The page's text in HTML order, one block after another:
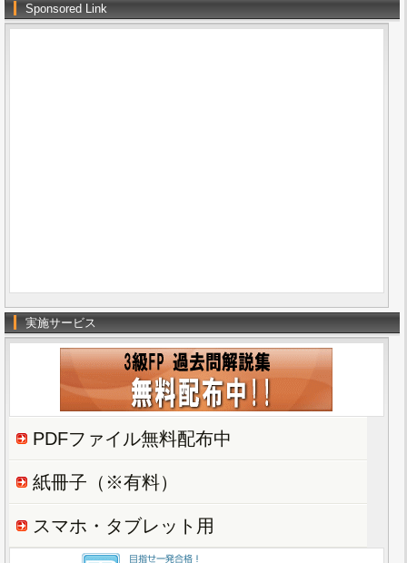
Sponsored Link
実施サービス
PDFファイル無料配布中
紙冊子（※有料）
スマホ・タブレット用